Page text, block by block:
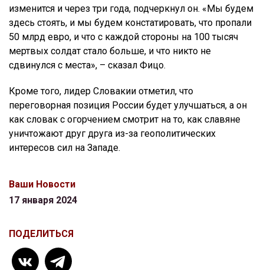
изменится и через три года, подчеркнул он. «Мы будем
здесь стоять, и мы будем констатировать, что пропали
50 млрд евро, и что с каждой стороны на 100 тысяч
мертвых солдат стало больше, и что никто не
сдвинулся с места», – сказал Фицо.
Кроме того, лидер Словакии отметил, что
переговорная позиция России будет улучшаться, а он
как словак с огорчением смотрит на то, как славяне
уничтожают друг друга из-за геополитических
интересов сил на Западе.
Ваши Новости
17 января 2024
ПОДЕЛИТЬСЯ